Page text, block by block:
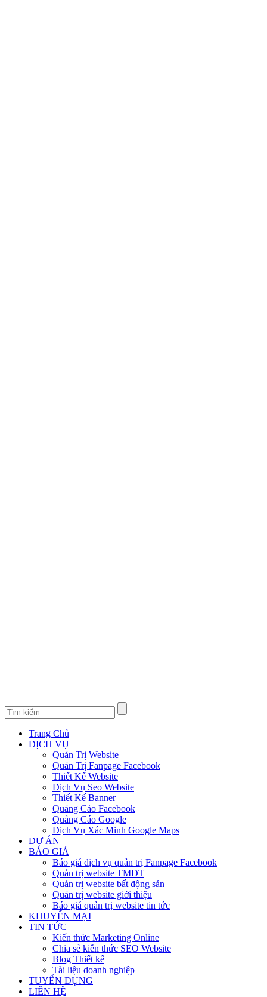
Trang Chủ
DỊCH VỤ
Quản Trị Website
Quản Trị Fanpage Facebook
Thiết Kế Website
Dịch Vụ Seo Website
Thiết Kế Banner
Quảng Cáo Facebook
Quảng Cáo Google
Dịch Vụ Xác Minh Google Maps
DỰ ÁN
BÁO GIÁ
Báo giá dịch vụ quản trị Fanpage Facebook
Quản trị website TMĐT
Quản trị website bất động sản
Quản trị website giới thiệu
Báo giá quản trị website tin tức
KHUYẾN MẠI
TIN TỨC
Kiến thức Marketing Online
Chia sẻ kiến thức SEO Website
Blog Thiết kế
Tài liệu doanh nghiệp
TUYỂN DỤNG
LIÊN HỆ